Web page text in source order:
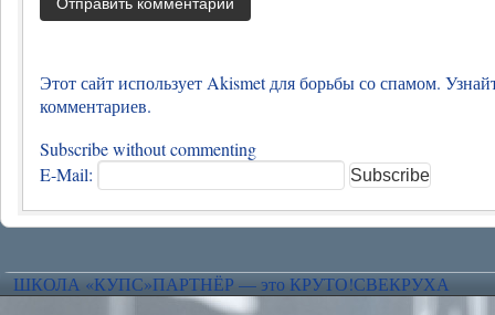
Этот сайт использует Akismet для борьбы со спамом.
комментариев.
Subscribe without commenting
E-Mail:
ШКОЛА «КУПС»ПАРТНЁР — это КРУТО!СВЕКРУХА